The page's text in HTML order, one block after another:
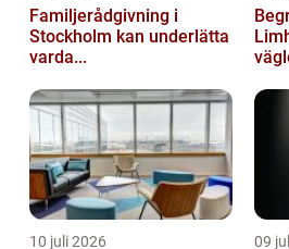
Familjerådgivning i
Stockholm kan underlätta
varda...
10 juli 2026 09